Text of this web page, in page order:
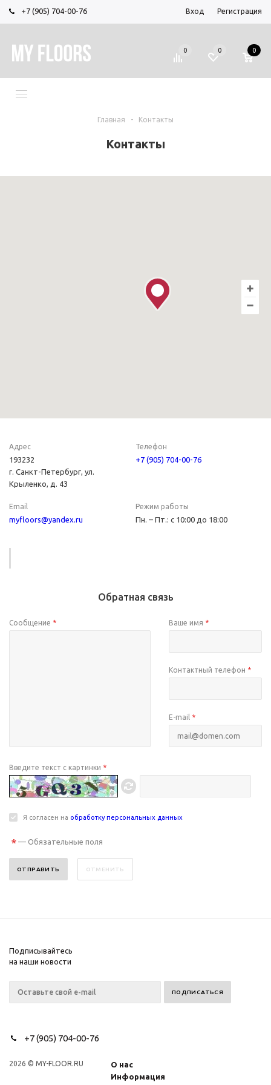
+7 (905) 704-00-76 Вход Регистрация
0 0 0
Главная - Контакты
Контакты
Адрес
193232
г. Санкт-Петербург, ул.
Крыленко, д. 43
Телефон
+7 (905) 704-00-76
Email
myfloors@yandex.ru
Режим работы
Пн. – Пт.: с 10:00 до 18:00
Обратная связь
Сообщение * Ваше имя *
Контактный телефон *
E-mail *
Введите текст с картинки *
Я согласен на обработку персональных данных
* — Обязательные поля
ОТМЕНИТЬ
Подписывайтесь
на наши новости
+7 (905) 704-00-76
2026 © MY-FLOOR.RU
О нас
Информация